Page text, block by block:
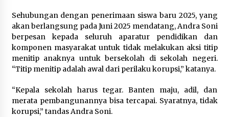
Sehubungan dengan penerimaan siswa baru 2025, yang
akan berlangsung pada Juni 2025 mendatang, Andra Soni
berpesan kepada seluruh aparatur pendidikan dan
komponen masyarakat untuk tidak melakukan aksi titip
menitip anaknya untuk bersekolah di sekolah negeri.
“Titip menitip adalah awal dari perilaku korupsi,” katanya.
“Kepala sekolah harus tegar. Banten maju, adil, dan
merata pembangunannya bisa tercapai. Syaratnya, tidak
korupsi,” tandas Andra Soni.